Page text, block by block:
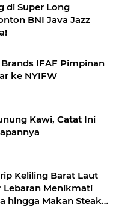
di Super Long
BNI Java Jazz
IFAF Pimpinan
ke NYIFW
Kawi, Catat Ini
Keliling Barat Laut
Lebaran Menikmati
hingga Makan Steak